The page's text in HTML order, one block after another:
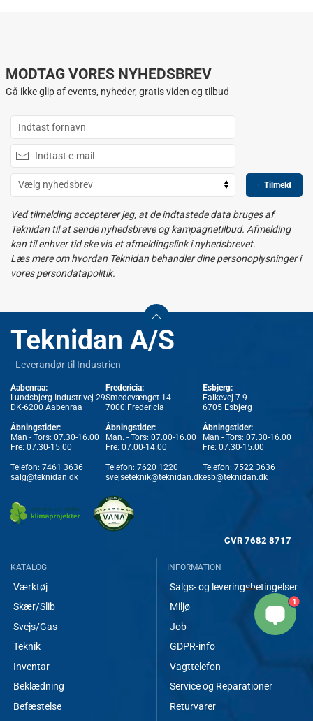
MODTAG VORES NYHEDSBREV
Gå ikke glip af events, nyheder, gratis viden og tilbud
Tilmeld
Ved tilmelding accepterer jeg, at de indtastede data bruges af
Teknidan til at sende nyhedsbreve og kampagnetilbud. Afmelding
kan til enhver tid ske via et afmeldingslink i nyhedsbrevet.
Læs mere om hvordan Teknidan behandler dine personoplysninger i
vores persondatapolitik.
Teknidan A/S
- Leverandør til Industrien
Aabenraa:
Lundsbjerg Industrivej 29
DK-6200 Aabenraa
Åbningstider:
Man - Tors: 07.30-16.00
Fre: 07.30-15.00
Telefon: 7461 3636
salg@teknidan.dk
Fredericia:
Smedevænget 14
7000 Fredericia
Åbningstider:
Man. - Tors: 07.00-16.00
Fre: 07.00-14.00
Telefon: 7620 1220
svejseteknik@teknidan.dk
Esbjerg:
Falkevej 7-9
6705 Esbjerg
Åbningstider:
Man - Tors: 07.30-16.00
Fre: 07.30-15.00
Telefon: 7522 3636
esb@teknidan.dk
CVR 7682 8717
KATALOG
Værktøj
Skær/Slib
Svejs/Gas
Teknik
Inventar
Beklædning
Befæstelse
INFORMATION
Salgs- og leveringsbetingelser
Miljø
Job
GDPR-info
Vagttelefon
Service og Reparationer
Returvarer
1